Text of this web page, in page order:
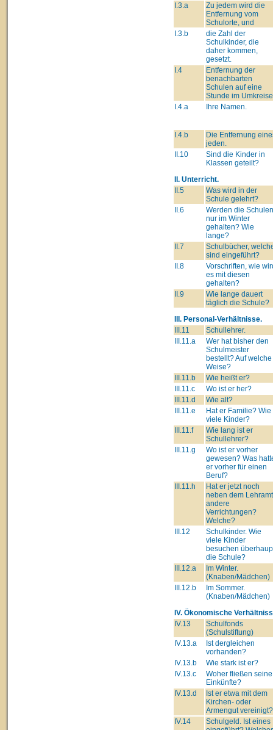
I.3.a
Zu jedem wird die
Entfernung vom
Schulorte, und
I.3.b
die Zahl der
Schulkinder, die
daher kommen,
gesetzt.
I.4
Entfernung der
benachbarten
Schulen auf eine
Stunde im
I.4.a
Ihre Namen.
I.4.b
Die Entfernung
jeden.
II.10
Sind die Kinder in
Klassen geteilt?
II. Unterricht.
II.5
Was wird in der
Schule gelehrt?
II.6
Werden die Schulen
nur im Winter
gehalten? Wie
lange?
II.7
Schulbücher,
sind eingeführt?
II.8
Vorschriften, wie
es mit diesen
gehalten?
II.9
Wie lange dauert
täglich die Schule?
III. Personal-Verhältnisse.
III.11
Schullehrer.
III.11.a
Wer hat bisher den
Schulmeister
bestellt? Auf welche
Weise?
III.11.b
Wie heißt er?
III.11.c
Wo ist er her?
III.11.d
Wie alt?
III.11.e
Hat er Familie? Wie
viele Kinder?
III.11.f
Wie lang ist er
Schullehrer?
III.11.g
Wo ist er vorher
gewesen? Was
er vorher für einen
Beruf?
III.11.h
Hat er jetzt noch
neben dem
andere
Verrichtungen?
Welche?
III.12
Schulkinder. Wie
viele Kinder
besuchen
die Schule?
III.12.a
Im Winter.
(Knaben/Mädchen)
III.12.b
Im Sommer.
(Knaben/Mädchen)
IV. Ökonomische
IV.13
Schulfonds
(Schulstiftung)
IV.13.a
Ist dergleichen
vorhanden?
IV.13.b
Wie stark ist er?
IV.13.c
Woher fließen seine
Einkünfte?
IV.13.d
Ist er etwa mit dem
Kirchen- oder
Armengut vereinigt?
IV.14
Schulgeld. Ist eines